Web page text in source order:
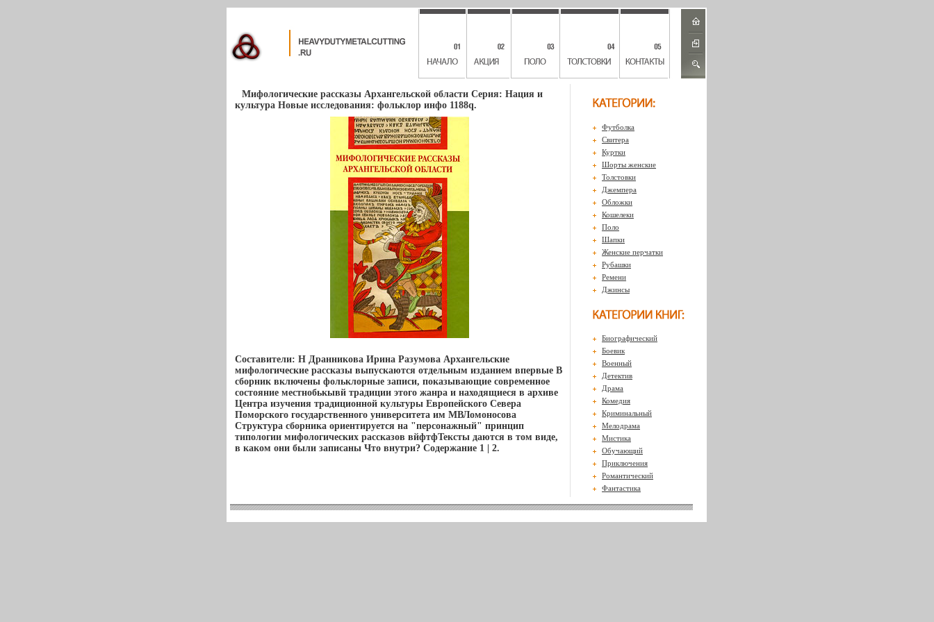
Мифологические рассказы Архангельской области Серия: Нация и
культура Новые исследования: фольклор инфо 1188q.
Составители: Н Дранникова Ирина Разумова Архангельские
мифологические рассказы выпускаются отдельным изданием впервые В
сборник включены фольклорные записи, показывающие современное
состояние местнобькывй традиции этого жанра и находящиеся в архиве
Центра изучения традиционной культуры Европейского Севера
Поморского государственного университета им МВЛомоносова
Структура сборника ориентируется на "персонажный" принцип
типологии мифологических рассказов вйфтфТексты даются в том виде,
в каком они были записаны Что внутри? Содержание 1 | 2.
Футболка
Свитера
Куртки
Шорты женские
Толстовки
Джемпера
Обложки
Кошелеки
Поло
Шапки
Женские перчатки
Рубашки
Ремени
Джинсы
Биографический
Боевик
Военный
Детектив
Драма
Комедия
Криминальный
Мелодрама
Мистика
Обучающий
Приключения
Романтический
Фантастика